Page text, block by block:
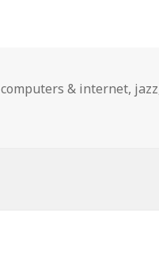
Categorieën
computers & internet, jazz